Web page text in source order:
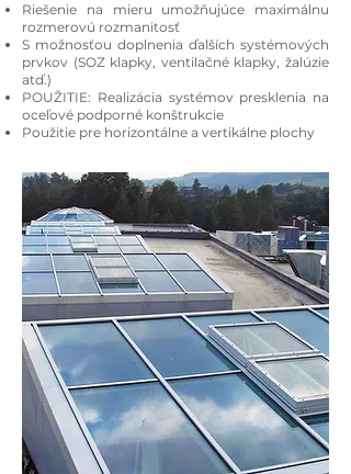
Riešenie na mieru umožňujúce maximálnu
rozmerovú rozmanitosť
S možnosťou doplnenia ďalších systémových
prvkov (SOZ klapky, ventilačné klapky, žalúzie
atď.)
POUŽITIE: Realizácia systémov presklenia na
oceľové podporné konštrukcie
Použitie pre horizontálne a vertikálne plochy